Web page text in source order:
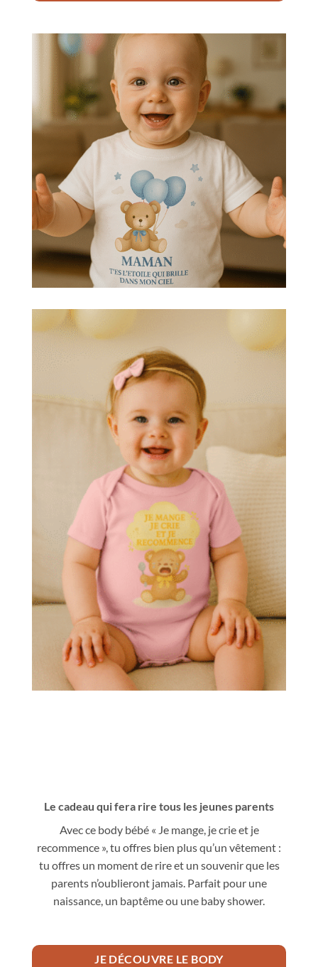
Le cadeau qui fera rire tous les jeunes parents
Avec ce body bébé « Je mange, je crie et je
recommence », tu offres bien plus qu’un vêtement :
tu offres un moment de rire et un souvenir que les
parents n’oublieront jamais. Parfait pour une
naissance, un baptême ou une baby shower.
JE DÉCOUVRE LE BODY